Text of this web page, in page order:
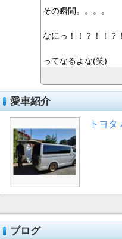
その瞬間。。。。
なにっ！！？！！？！
ってなるよな(笑)
愛車紹介
トヨ
ブログ